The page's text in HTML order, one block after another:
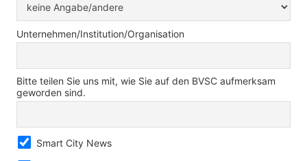
Unternehmen/Institution/Organisation
Bitte teilen Sie uns mit, wie Sie auf den BVSC aufmerksam
geworden sind.
Smart City News